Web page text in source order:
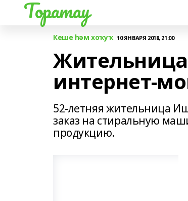
Торатау
Кеше һәм хоҡуҡ 10 ЯНВАРЯ 2018, 21:00
интернет-
52-летняя жительница
заказ на стиральную
продукцию.